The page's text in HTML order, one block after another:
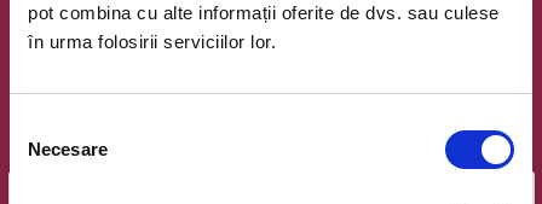
pot combina cu alte informații oferite de dvs. sau culese
în urma folosirii serviciilor lor.
consimțământului
Necesare
Newsletter @ Bilete.ro
Oferte exclusive si o editie saptamanala cu cele mai noi
Email